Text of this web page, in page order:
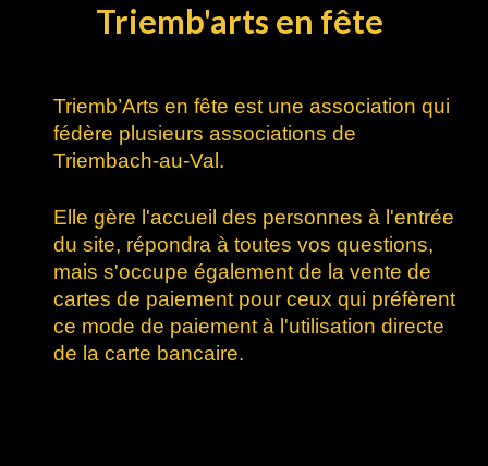
Triemb'arts en fête
Triemb’Arts en fête est une association qui
fédère plusieurs associations de
Triembach-au-Val.
Elle gère l'accueil des personnes à l'entrée
du site, répondra à toutes vos questions,
mais s'occupe également de la vente de
cartes de paiement pour ceux qui préfèrent
ce mode de paiement à l'utilisation directe
de la carte bancaire.